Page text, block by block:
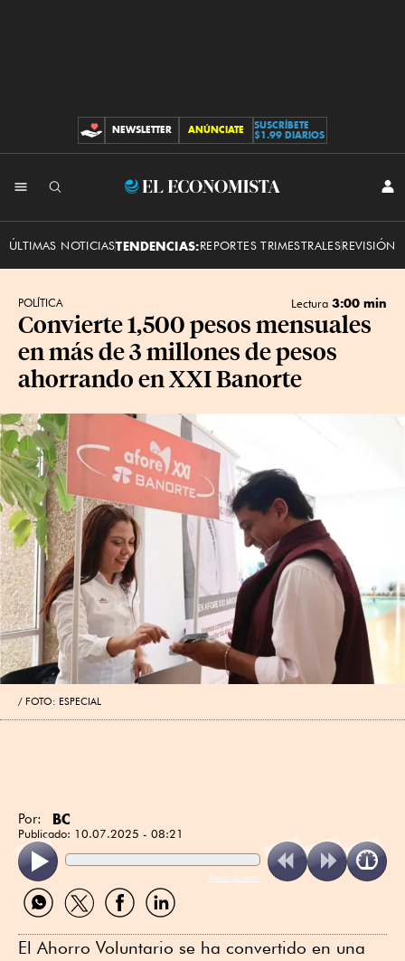
CONTRIBUCIONES
NEWSLETTER ANÚNCIATE
SUSCRÍBETE
$1.99 DIARIOS
El
ÚLTIMAS NOTICIASTENDENCIAS:REPORTES TRIMESTRALESREVISIÓN
POLÍTICA Lectura 3:00 min
Convierte 1,500 pesos mensuales
en más de 3 millones de pesos
ahorrando en XXI Banorte
FOTO: ESPECIAL
Por: BC
Publicado: 10.07.2025 - 08:21
ReadSpeaker
Compartir
por
Compartir
por
Compartir
por
Compartir
por
El Ahorro Voluntario se ha convertido en una